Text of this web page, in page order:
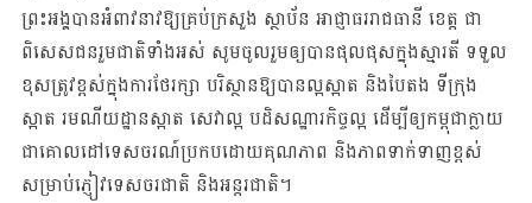
ព្រះអង្គបាន​អំពាវនាវឱ្យ​​គ្រប់​​ក្រសួង ស្ថាប័ន អាជ្ញាធរ​រាជធានី ខេត្ត ​ជា
ពិសេសជនរួមជាតិទាំងអស់ សូម​ចូល​រួម​ឲ្យ​បាន​ផុល​ផុស​ក្នុង​ស្មារតី ទទួល
ខុស​ត្រូវ​ខ្ពស់​ក្នុងការថែរក្សា បរិស្ថានឱ្យបានល្អស្អាត និងបៃតង ទីក្រុង
ស្អាត រមណីយ​ដ្ឋានស្អាត សេវាល្អ បដិសណ្ឋារកិច្ចល្អ ដើម្បីឲ្យ​កម្ពុជា​ក្លាយ​
ជា​គោល​ដៅ​ទេសចរណ៍​ប្រកបដោយ​គុណ​ភាព និងភាពទាក់ទាញខ្ពស់
សម្រាប់ភ្ញៀវទេសចរជាតិ និង​អន្តរជាតិ​។​